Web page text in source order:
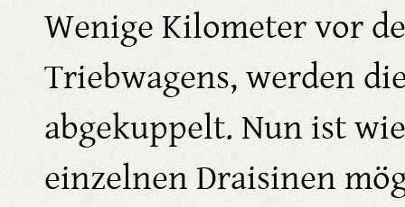
Wenige Kilometer vor
Triebwagens, werden
abgekuppelt. Nun ist
einzelnen Draisinen